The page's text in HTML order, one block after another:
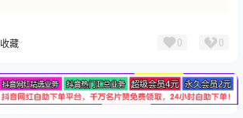
收藏 0 0